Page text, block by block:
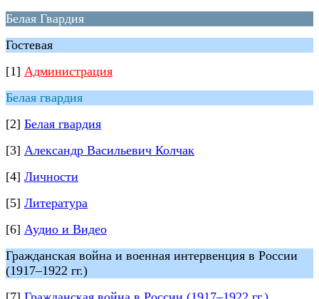
Белая Гвардия
Гостевая
[1] Администрация
Белая гвардия
[2] Белая гвардия
[3] Александр Васильевич Колчак
[4] Личности
[5] Литература
[6] Аудио и Видео
Гражданская война и военная интервенция в России
(1917–1922 гг.)